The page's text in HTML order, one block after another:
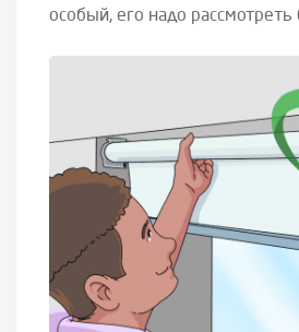
особый, его надо